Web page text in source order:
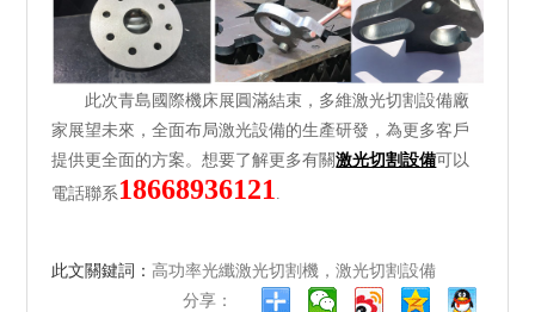
此次青島國際機床展圓滿結束，多維激光切割設備廠
家展望未來，全面布局激光設備的生產研發，為更多客戶
提供更全面的方案。想要了解更多有關激光切割設備可以
電話聯系18668936121.
此文關鍵詞： 高功率光纖激光切割機，激光切割設備
分享：